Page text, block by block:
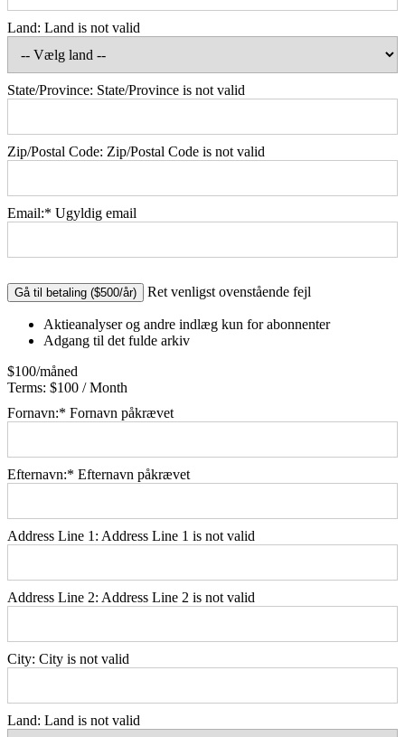
Land: Land is not valid
State/Province: State/Province is not valid
Zip/Postal Code: Zip/Postal Code is not valid
Email:* Ugyldig email
No val Ret venligst ovenstående fejl
Aktieanalyser og andre indlæg kun for abonnenter
Adgang til det fulde arkiv
$100/måned
Terms: $100 / Month
Fornavn:* Fornavn påkrævet
Efternavn:* Efternavn påkrævet
Address Line 1: Address Line 1 is not valid
Address Line 2: Address Line 2 is not valid
City: City is not valid
Land: Land is not valid